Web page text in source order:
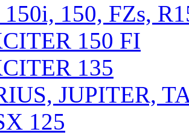
150, FZs,
150 FI
135
JUPITER,
125